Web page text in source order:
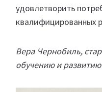
удовлетворить
квалифицированных
Вера Чернобиль,
обучению и